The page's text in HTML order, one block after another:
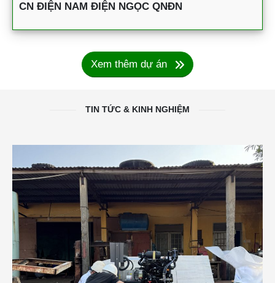
CN ĐIỆN NAM ĐIỆN NGỌC QNĐN
Xem thêm dự án
TIN TỨC & KINH NGHIỆM